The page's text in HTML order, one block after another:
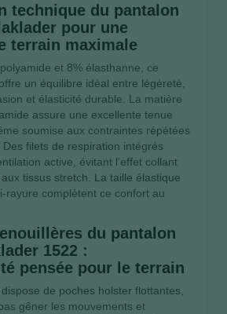
technique du pantalon
pour une
terrain maximale
et 8% élasthanne, ce
un équilibre idéal entre légèreté,
et élasticité durable. La matière
assure une excellente tenue
soumise aux contraintes répétées
filets de respiration intégrés
active, évitant l'effet collant
tissus stretch. La taille élastique
rayure complètent ce confort au
du pantalon
1522 :
pensée pour le terrain
de poches holster flottantes,
gêner les mouvements et